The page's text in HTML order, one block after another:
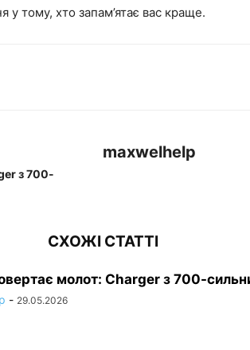
у тому, хто запам’ятає вас краще.
з 700-
maxwelhelp
СХОЖІ СТАТТІ
молот: Charger з 700-
- 29.05.2026